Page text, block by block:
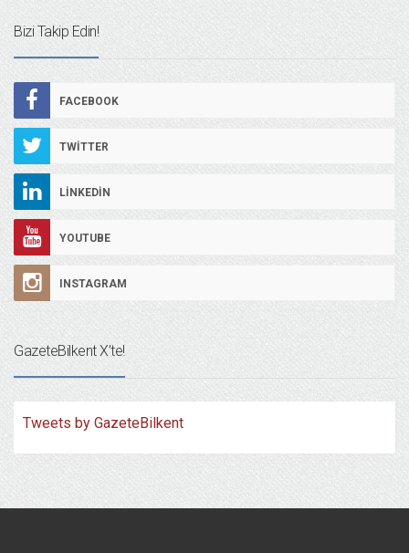
Bizi Takip Edin!
FACEBOOK
TWITTER
LINKEDIN
YOUTUBE
INSTAGRAM
GazeteBilkent X’te!
Tweets by GazeteBilkent